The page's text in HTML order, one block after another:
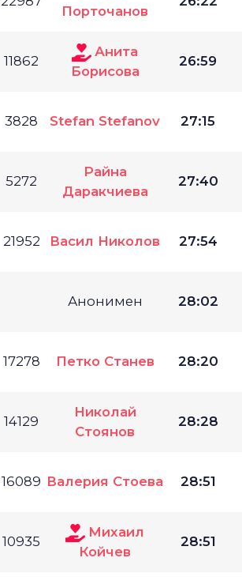
Порточанов
11862
Анита
Борисова
26:59
3828 Stefan Stefanov 27:15
5272
Райна
Даракчиева
27:40
21952 Васил Николов 27:54
Анонимен 28:02
17278 Петко Станев 28:20
14129
Николай
Стоянов
28:28
16089 Валерия Стоева 28:51
10935
Михаил
Койчев
28:51